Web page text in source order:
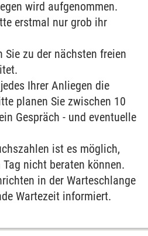
wird aufgenommen.
erstmal nur grob ihr
Sie zu der nächsten freien
Ihrer Anliegen die
planen Sie zwischen 10
Gespräch - und eventuelle
ist es möglich,
nicht beraten können.
in der Warteschlange
Wartezeit informiert.